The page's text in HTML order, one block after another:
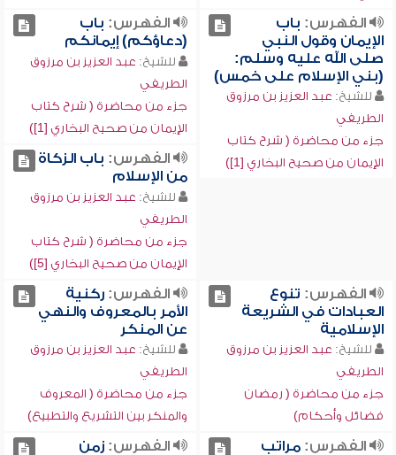
الفهرس: باب
الإيمان وقول النبي
صلى الله عليه وسلم:
(بني الإسلام على خمس)
للشيخ: عبد العزيز بن مرزوق
الطريفي
جزء من محاضرة ( شرح كتاب
الإيمان من صحيح البخاري [1])
الفهرس: باب
(دعاؤكم) إيمانكم
للشيخ: عبد العزيز بن مرزوق
الطريفي
جزء من محاضرة ( شرح كتاب
الإيمان من صحيح البخاري [1])
الفهرس: باب الزكاة
من الإسلام
للشيخ: عبد العزيز بن مرزوق
الطريفي
جزء من محاضرة ( شرح كتاب
الإيمان من صحيح البخاري [5])
الفهرس: تنوع
العبادات في الشريعة
الإسلامية
للشيخ: عبد العزيز بن مرزوق
الطريفي
جزء من محاضرة ( رمضان
فضائل وأحكام)
الفهرس:ركنية
الأمر بالمعروف والنهي
عن المنكر
للشيخ: عبد العزيز بن مرزوق
الطريفي
جزء من محاضرة ( المعروف
والمنكر بين التشريع والتطبيع)
الفهرس:مراتب
الفهرس:زمن